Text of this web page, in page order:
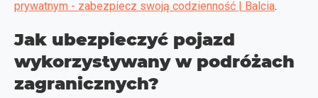
prywatnym - zabezpiecz swoją codzienność | Balcia.
Jak ubezpieczyć pojazd
wykorzystywany w podróżach
zagranicznych?